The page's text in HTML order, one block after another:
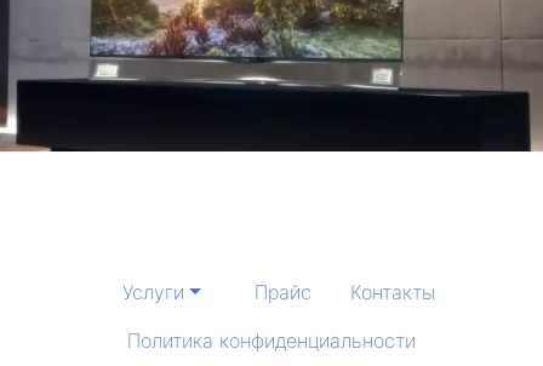
Услуги Прайс
Контакты
Политика конфиденциальности